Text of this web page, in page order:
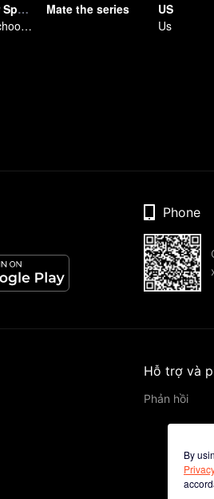
Love Senior Special Episode （Uncut Ver.)
Love from School to Workplace
Mate the series
US
Us
By
Phone
Hỗ trợ và
Phản hồi